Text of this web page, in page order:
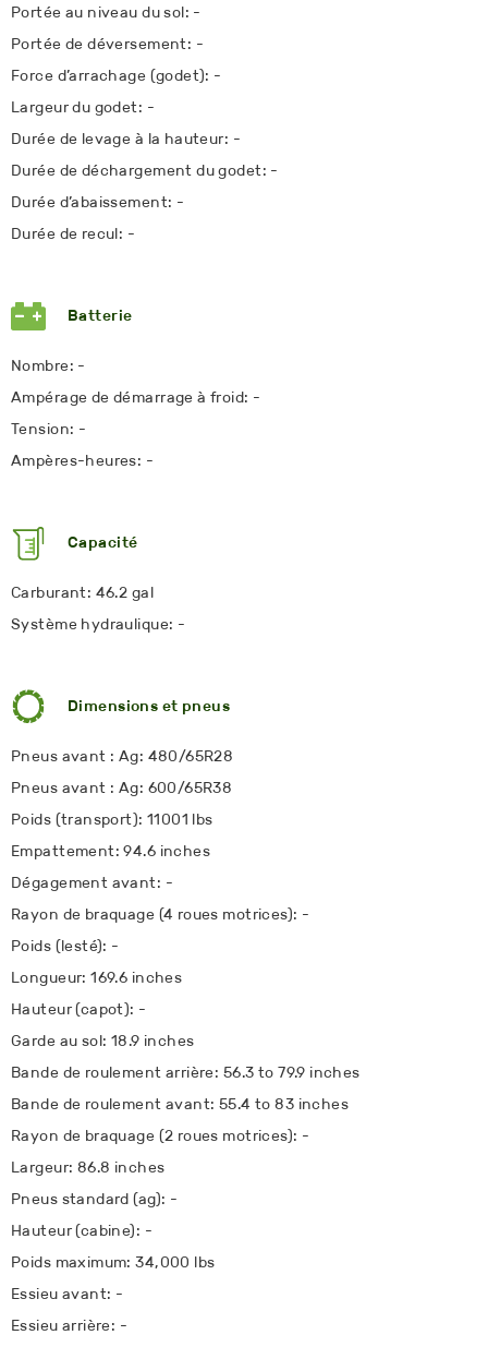
Portée au niveau du sol: -
Portée de déversement: -
Force d’arrachage (godet): -
Largeur du godet: -
Durée de levage à la hauteur: -
Durée de déchargement du godet: -
Durée d’abaissement: -
Durée de recul: -
Batterie
Nombre: -
Ampérage de démarrage à froid: -
Tension: -
Ampères-heures: -
Capacité
Carburant: 46.2 gal
Système hydraulique: -
Dimensions et pneus
Pneus avant : Ag: 480/65R28
Pneus avant : Ag: 600/65R38
Poids (transport): 11001 lbs
Empattement: 94.6 inches
Dégagement avant: -
Rayon de braquage (4 roues motrices): -
Poids (lesté): -
Longueur: 169.6 inches
Hauteur (capot): -
Garde au sol: 18.9 inches
Bande de roulement arrière: 56.3 to 79.9 inches
Bande de roulement avant: 55.4 to 83 inches
Rayon de braquage (2 roues motrices): -
Largeur: 86.8 inches
Pneus standard (ag): -
Hauteur (cabine): -
Poids maximum: 34,000 lbs
Essieu avant: -
Essieu arrière: -